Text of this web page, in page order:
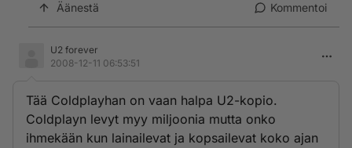
Äänestä Kommentoi
U2 forever
2008-12-11 06:53:51
Tää Coldplayhan on vaan halpa U2-kopio.
Coldplayn levyt myy miljoonia mutta onko
ihmekään kun lainailevat ja kopsailevat koko ajan